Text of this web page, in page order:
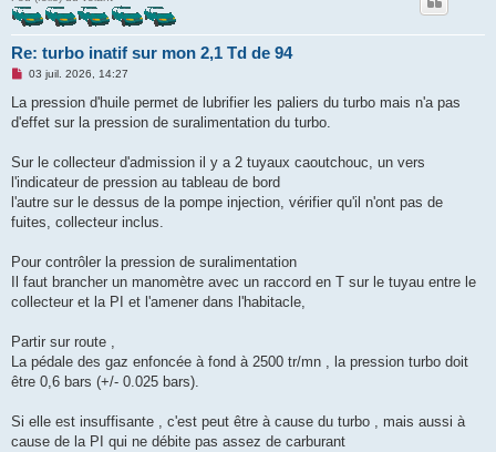
Re: turbo inatif sur mon 2,1 Td de 94
M
s
a
n
o
l
u
03 juil. 2026, 14:27
La pression d'huile permet de lubrifier les paliers du turbo mais n'a pas
d'effet sur la pression de suralimentation du turbo.
Sur le collecteur d'admission il y a 2 tuyaux caoutchouc, un vers
l'indicateur de pression au tableau de bord
l'autre sur le dessus de la pompe injection, vérifier qu'il n'ont pas de
fuites, collecteur inclus.
Pour contrôler la pression de suralimentation
Il faut brancher un manomètre avec un raccord en T sur le tuyau entre le
collecteur et la PI et l'amener dans l'habitacle,
Partir sur route ,
La pédale des gaz enfoncée à fond à 2500 tr/mn , la pression turbo doit
être 0,6 bars (+/- 0.025 bars).
Si elle est insuffisante , c'est peut être à cause du turbo , mais aussi à
cause de la PI qui ne débite pas assez de carburant